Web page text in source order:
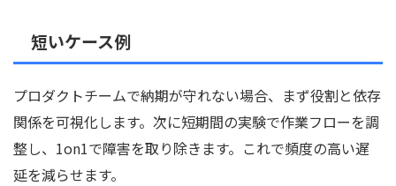
短いケース例
プロダクトチームで納期が守れない場合、まず役割と依存
関係を可視化します。次に短期間の実験で作業フローを調
整し、1on1で障害を取り除きます。これで頻度の高い遅
延を減らせます。